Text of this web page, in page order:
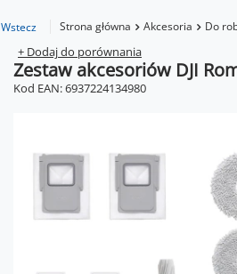
Wstecz Strona główna Akcesoria Do
+ Dodaj do porównania
Zestaw akcesoriów DJI
Kod EAN: 6937224134980